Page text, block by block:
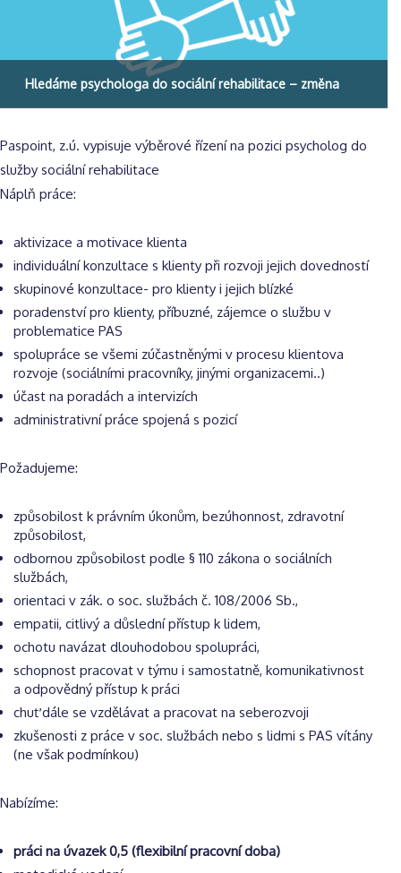
Hledáme psychologa do sociální rehabilitace – změna
Paspoint, z.ú. vypisuje výběrové řízení na pozici psycholog do
služby sociální rehabilitace
Náplň práce:
aktivizace a motivace klienta
individuální konzultace s klienty při rozvoji jejich dovedností
skupinové konzultace- pro klienty i jejich blízké
poradenství pro klienty, příbuzné, zájemce o službu v
problematice PAS
spolupráce se všemi zúčastněnými v procesu klientova
rozvoje (sociálními pracovníky, jinými organizacemi..)
účast na poradách a intervizích
administrativní práce spojená s pozicí
Požadujeme:
způsobilost k právním úkonům, bezúhonnost, zdravotní
způsobilost,
odbornou způsobilost podle § 110 zákona o sociálních
službách,
orientaci v zák. o soc. službách č. 108/2006 Sb.,
empatii, citlivý a důslední přístup k lidem,
ochotu navázat dlouhodobou spolupráci,
schopnost pracovat v týmu i samostatně, komunikativnost
a odpovědný přístup k práci
chuť dále se vzdělávat a pracovat na seberozvoji
zkušenosti z práce v soc. službách nebo s lidmi s PAS vítány
(ne však podmínkou)
Nabízíme:
práci na úvazek 0,5 (flexibilní pracovní doba)